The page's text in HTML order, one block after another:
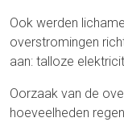
Ook werden
overstromingen
aan: talloze
Oorzaak van de
hoeveelheden